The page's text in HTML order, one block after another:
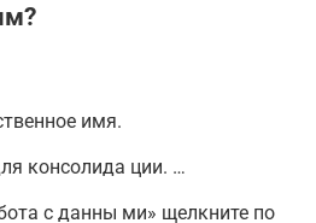
имя.
консолида ции. …
с данны ми» щелкните по